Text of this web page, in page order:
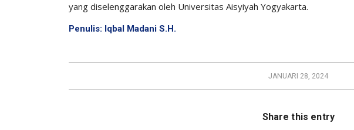
yang diselenggarakan oleh Universitas Aisyiyah Yogyakarta.
Penulis: Iqbal Madani S.H.
JANUARI 28, 2024
Share this entry